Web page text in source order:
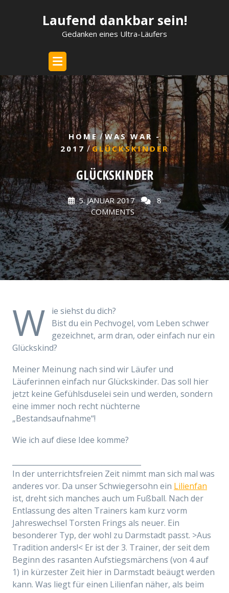
Laufend dankbar sein!
Gedanken eines Ultra-Läufers
HOME/WAS WAR -
2017 /GLÜCKSKINDER
GLÜCKSKINDER
5. JANUAR 2017
8
COMMENTS
W
ie siehst du dich?
Bist du ein Pechvogel, vom Leben schwer
gezeichnet, arm dran, oder einfach nur ein
Glückskind?
Meiner Meinung nach sind wir Läufer und
Läuferinnen einfach nur Glückskinder. Das soll hier
jetzt keine Gefühlsduselei sein und werden, sondern
eine immer noch recht nüchterne
„Bestandsaufnahme“!
Wie ich auf diese Idee komme?
In der unterrichtsfreien Zeit nimmt man sich mal was
anderes vor. Da unser Schwiegersohn ein Lilienfan
ist, dreht sich manches auch um Fußball. Nach der
Entlassung des alten Trainers kam kurz vorm
Jahreswechsel Torsten Frings als neuer. Ein
besonderer Typ, der wohl zu Darmstadt passt. >Aus
Tradition anders!< Er ist der 3. Trainer, der seit dem
Beginn des rasanten Aufstiegsmärchens (von 4 auf
1) in kürzester Zeit hier in Darmstadt beäugt werden
kann. Was liegt für einen Lilienfan näher, als beim